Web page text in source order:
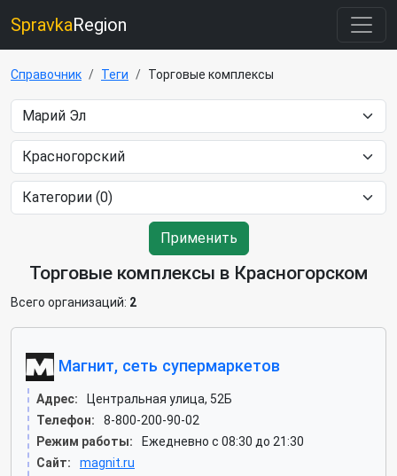
SpravkaRegion
Справочник Теги Торговые комплексы
Применить
Торговые комплексы в Красногорском
Всего организаций: 2
Магнит, сеть супермаркетов
Адрес:
Центральная улица, 52Б
Телефон:
8-800-200-90-02
Режим работы:
Ежедневно с 08:30 до 21:30
Сайт:
magnit.ru